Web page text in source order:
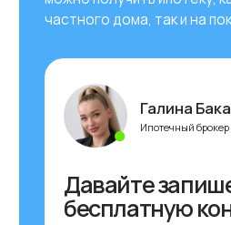
Базовая планировка
и фасады